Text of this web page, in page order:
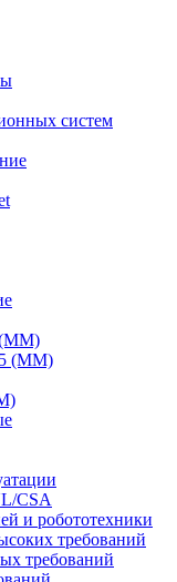
систем
(ММ)
(ММ)
CSA
и робототехники
требований
требований